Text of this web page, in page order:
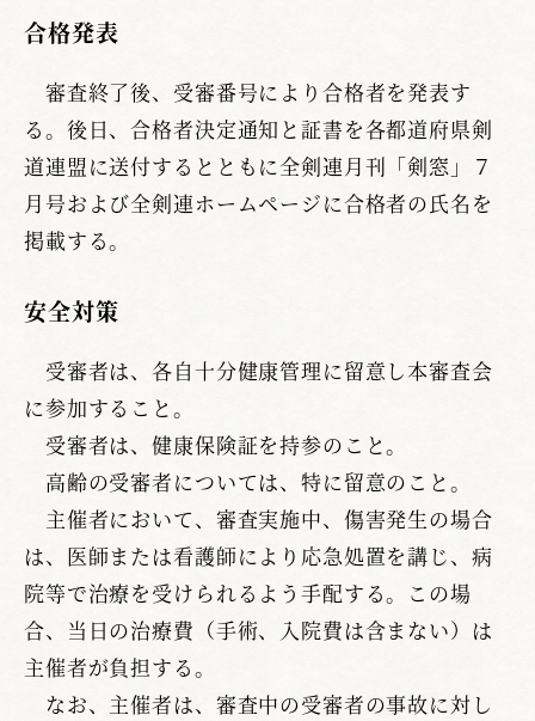
合格発表
審査終了後、受審番号により合格者を発表す
る。後日、合格者決定通知と証書を各都道府県剣
道連盟に送付するとともに全剣連月刊「剣窓」７
月号および全剣連ホームページに合格者の氏名を
掲載する。
安全対策
受審者は、各自十分健康管理に留意し本審査会
に参加すること。
受審者は、健康保険証を持参のこと。
高齢の受審者については、特に留意のこと。
主催者において、審査実施中、傷害発生の場合
は、医師または看護師により応急処置を講じ、病
院等で治療を受けられるよう手配する。この場
合、当日の治療費（手術、入院費は含まない）は
主催者が負担する。
なお、主催者は、審査中の受審者の事故に対し